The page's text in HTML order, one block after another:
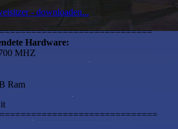
Hardware:
MHZ
Ram